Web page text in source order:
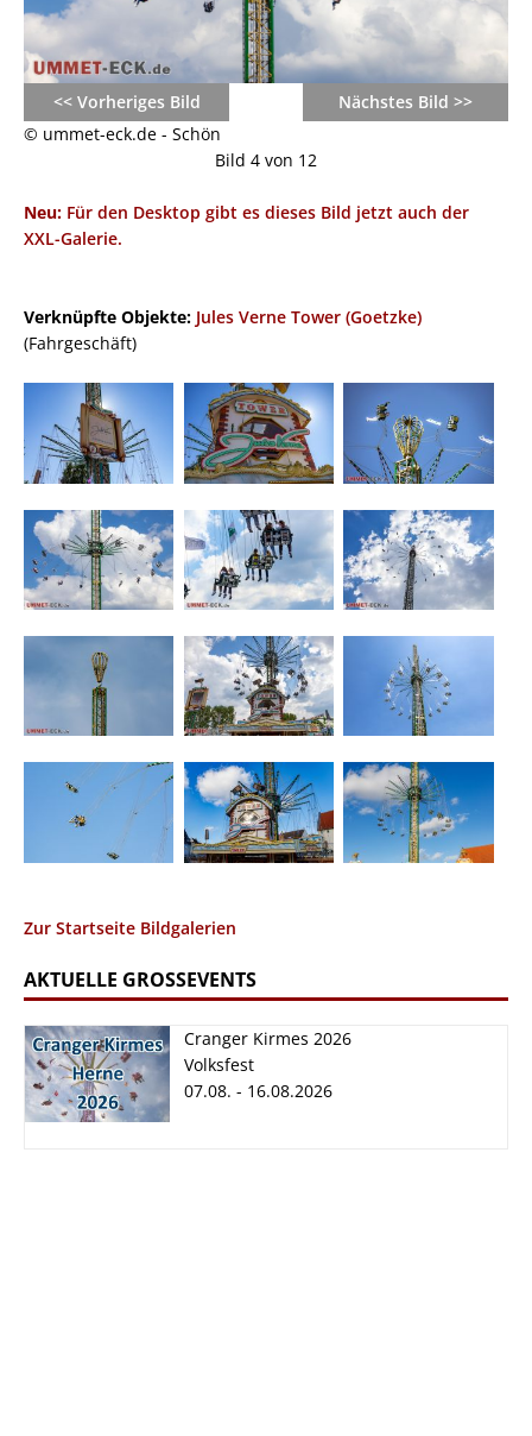
<< Vorheriges Bild
Nächstes Bild >>
© ummet-eck.de - Schön
Bild 4 von 12
Neu: Für den Desktop gibt es dieses Bild jetzt auch der
XXL-Galerie.
Verknüpfte Objekte: Jules Verne Tower (Goetzke)
(Fahrgeschäft)
Zur Startseite Bildgalerien
AKTUELLE GROSSEVENTS
Cranger Kirmes 2026
Volksfest
07.08. - 16.08.2026